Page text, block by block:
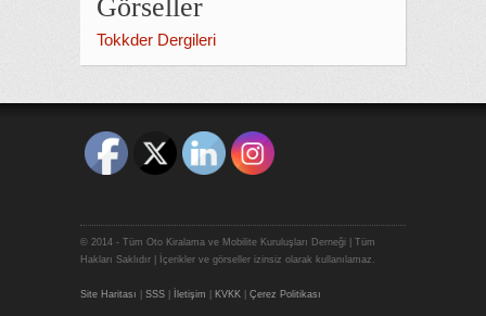
Görseller
Tokkder Dergileri
© 2014 - Tüm Oto Kiralama ve Mobilite Kuruluşları Derneği | Tüm
Hakları Saklıdır | İçerikler ve görseller izinsiz olarak kullanılamaz.
Site Haritası SSS İletişim KVKK Çerez Politikası